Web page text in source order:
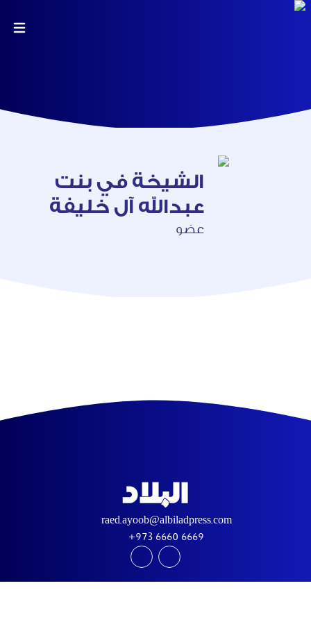
الشيخة في بنت
عبدالله آل خليفة
عضو
raed.ayoob@albiladpress.com
+973 6660 6669